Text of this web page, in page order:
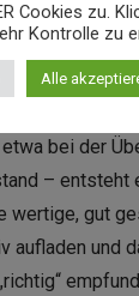
entfalten
bei der
– entsteht
wertige, gut
aufladen und
Cookies zu.
Kontrolle zu
Alle